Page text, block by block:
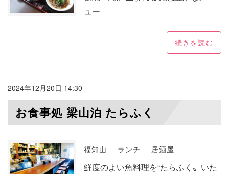
ュー
続きを読む
2024年12月20日 14:30
お食事処 梁山泊 たらふく
福知山 ランチ 居酒屋
鮮度のよい魚料理を“たらふく〟いた